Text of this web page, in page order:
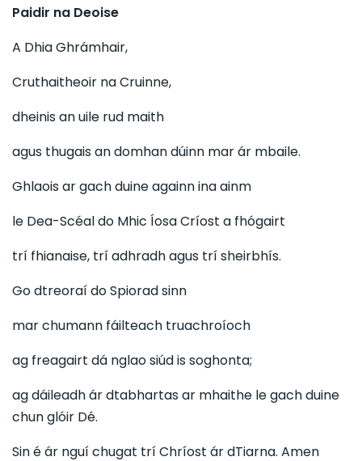
Paidir na Deoise
A Dhia Ghrámhair,
Cruthaitheoir na Cruinne,
dheinis an uile rud maith
agus thugais an domhan dúinn mar ár mbaile.
Ghlaois ar gach duine againn ina ainm
le Dea-Scéal do Mhic Íosa Críost a fhógairt
trí fhianaise, trí adhradh agus trí sheirbhís.
Go dtreoraí do Spiorad sinn
mar chumann fáilteach truachroíoch
ag freagairt dá nglao siúd is soghonta;
ag dáileadh ár dtabhartas ar mhaithe le gach duine
chun glóir Dé.
Sin é ár nguí chugat trí Chríost ár dTiarna. Amen